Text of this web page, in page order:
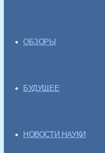
ОБЗОРЫ
БУДУЩЕЕ
НОВОСТИ НАУКИ